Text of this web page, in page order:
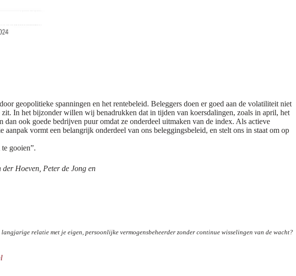
geopolitieke spanningen en het rentebeleid. Beleggers doen er goed aan de volatiliteit niet
In het bijzonder willen wij benadrukken dat in tijden van koersdalingen, zoals in april, het
ook goede bedrijven puur omdat ze onderdeel uitmaken van de index. Als actieve
vormt een belangrijk onderdeel van ons beleggingsbeleid, en stelt ons in staat om op
gooien”.
Hoeven, Peter de Jong en
relatie met je eigen, persoonlijke vermogensbeheerder zonder continue wisselingen van de wacht?